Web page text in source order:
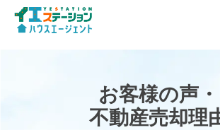
お客様の声・
不動産売却理